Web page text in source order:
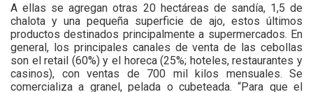
A ellas se agregan otras 20 hectáreas de sandía, 1,5 de
chalota y una pequeña superficie de ajo, estos últimos
productos destinados principalmente a supermercados. En
general, los principales canales de venta de las cebollas
son el retail (60%) y el horeca (25%; hoteles, restaurantes y
casinos), con ventas de 700 mil kilos mensuales. Se
comercializa a granel, pelada o cubeteada. “Para que el